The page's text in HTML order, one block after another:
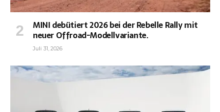
MINI debütiert 2026 bei der Rebelle Rally mit
neuer Offroad-Modellvariante.
Juli 31, 2026